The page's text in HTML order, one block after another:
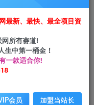
收徒，教你如何
2004 39
最新、最快、最全项目资
所有赛道!
生中第一桶金！
一款适合你!
会员 加盟当站长